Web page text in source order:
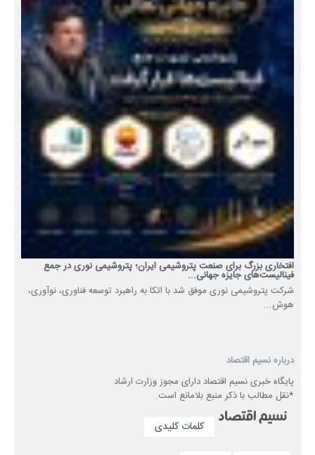
افتخاری بزرگ برای صنعت پتروشیمی ایران؛ پتروشیمی نوری در جمع
فینالیست‌های جایزه جهانی...
شرکت پتروشیمی نوری موفق شد با اتکا به راهبرد توسعه فناوری، نوآوری،
هوش...
درباره نسیم اقتصاد
پایگاه خبری نسیم اقتصاد دارای مجوز وزارت ارشاد
*نقل مطالب با ذکر منبع بلامانع است.
کلمات کلیدی